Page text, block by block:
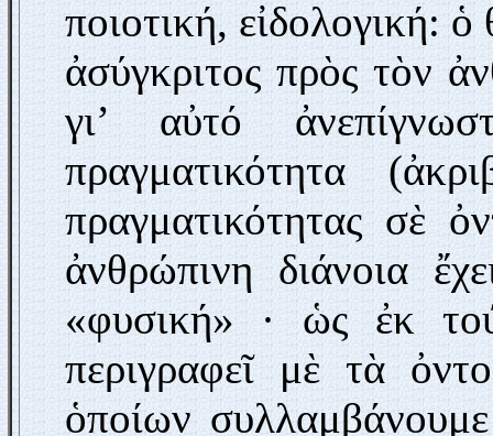
ποιοτική, εἰδολογική: ὁ
ἀσύγκριτος πρὸς τὸν
γι’ αὐτό
πραγματικότητα
πραγματικότητας σὲ
ἀνθρώπινη διάνοια
«φυσική» · ὡς ἐκ
περιγραφεῖ μὲ τὰ
ὁποίων